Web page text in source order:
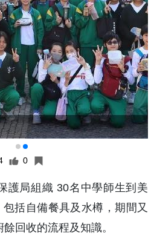
0
護局組織 30名中學師生到美
包括自備餐具及水樽，期間又
回收的流程及知識。